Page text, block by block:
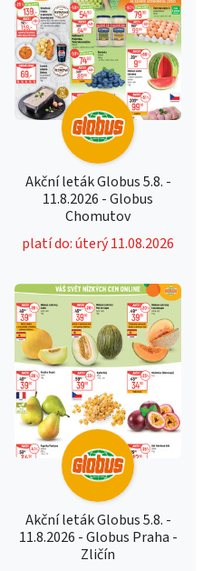
Akční leták Globus 5.8. -
11.8.2026 - Globus
Chomutov
platí do: úterý 11.08.2026
Akční leták Globus 5.8. -
11.8.2026 - Globus Praha -
Zličín